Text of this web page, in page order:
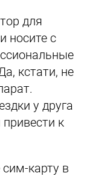
для
носите с
кстати, не
у друга
к
карту в